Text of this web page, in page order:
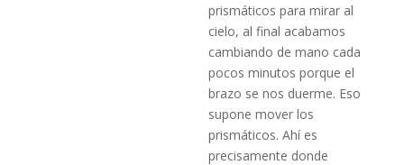
prismáticos para mirar al
cielo, al final acabamos
cambiando de mano cada
pocos minutos porque el
brazo se nos duerme. Eso
supone mover los
prismáticos. Ahí es
precisamente donde